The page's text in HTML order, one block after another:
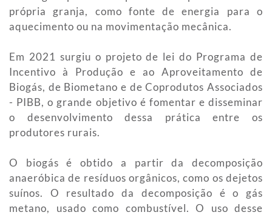
própria granja, como fonte de energia para o
aquecimento ou na movimentação mecânica.
Em 2021 surgiu o projeto de lei do Programa de
Incentivo à Produção e ao Aproveitamento de
Biogás, de Biometano e de Coprodutos Associados
- PIBB, o grande objetivo é fomentar e disseminar
o desenvolvimento dessa prática entre os
produtores rurais.
O biogás é obtido a partir da decomposição
anaeróbica de resíduos orgânicos, como os dejetos
suínos. O resultado da decomposição é o gás
metano, usado como combustível. O uso desse